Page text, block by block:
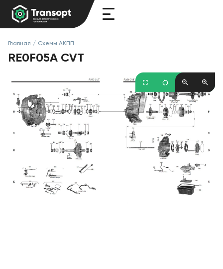
Главная / Схемы АКПП
RE0F05A CVT